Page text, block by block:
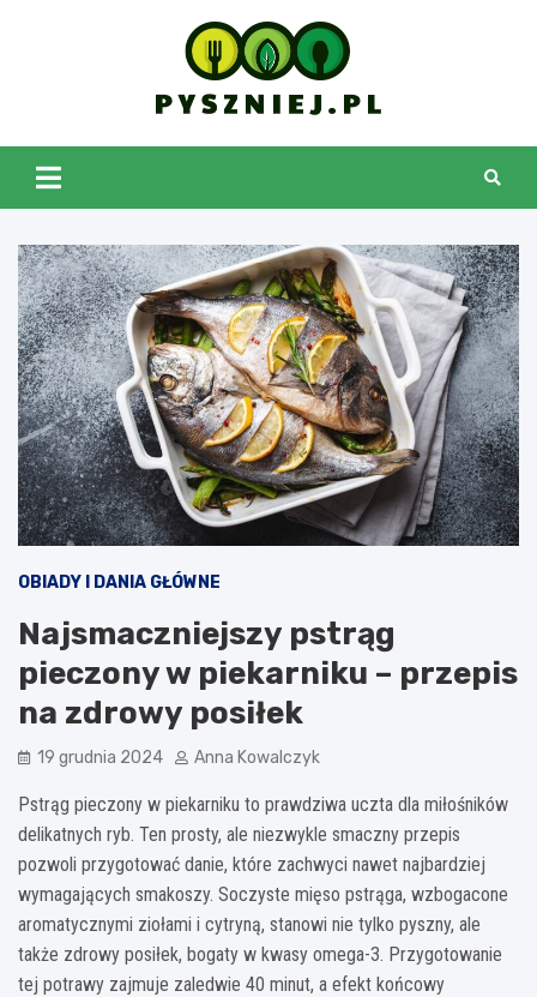
pyszniej.pl
OBIADY I DANIA GŁÓWNE
Najsmaczniejszy pstrąg
pieczony w piekarniku – przepis
na zdrowy posiłek
19 grudnia 2024 Anna Kowalczyk
Pstrąg pieczony w piekarniku to prawdziwa uczta dla miłośników
delikatnych ryb. Ten prosty, ale niezwykle smaczny przepis
pozwoli przygotować danie, które zachwyci nawet najbardziej
wymagających smakoszy. Soczyste mięso pstrąga, wzbogacone
aromatycznymi ziołami i cytryną, stanowi nie tylko pyszny, ale
także zdrowy posiłek, bogaty w kwasy omega-3. Przygotowanie
tej potrawy zajmuje zaledwie 40 minut, a efekt końcowy